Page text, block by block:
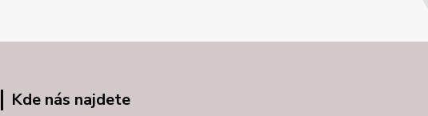
Kde nás najdete